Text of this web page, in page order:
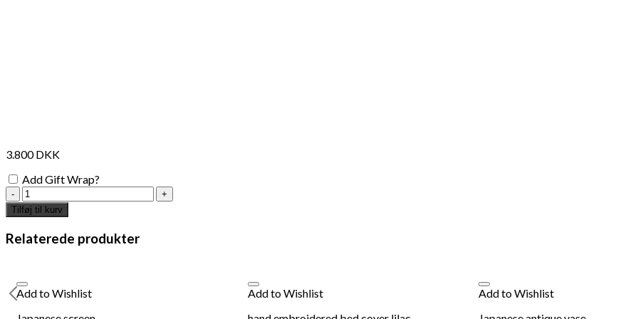
3.800DKK
Add Gift Wrap?
wave
console
table
135cm
x
Tilføj til kurv
Relaterede produkter
Add to Wishlist
Add to Wishlist
Add to Wishlist